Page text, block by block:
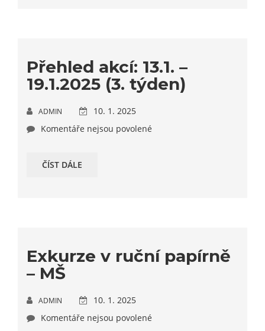
Přehled akcí: 13.1. –
19.1.2025 (3. týden)
ADMIN
10. 1. 2025
Komentáře nejsou povolené
ČÍST DÁLE
Exkurze v ruční papírně
– MŠ
ADMIN
10. 1. 2025
Komentáře nejsou povolené